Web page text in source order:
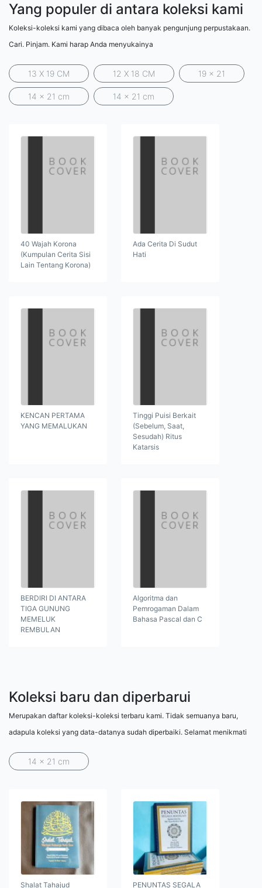
Yang populer di antara koleksi kami
Koleksi-koleksi kami yang dibaca oleh banyak pengunjung perpustakaan.
Cari. Pinjam. Kami harap Anda menyukainya
13 X 19 CM 12 X 18 CM 19 x 21
14 x 21 cm 14 x 21 cm
40 Wajah Korona
(Kumpulan Cerita Sisi
Lain Tentang Korona)
Ada Cerita Di Sudut
Hati
KENCAN PERTAMA
YANG MEMALUKAN
Tinggi Puisi Berkait
(Sebelum, Saat,
Sesudah) Ritus
Katarsis
BERDIRI DI ANTARA
TIGA GUNUNG
MEMELUK
REMBULAN
Algoritma dan
Pemrogaman Dalam
Bahasa Pascal dan C
Koleksi baru dan diperbarui
Merupakan daftar koleksi-koleksi terbaru kami. Tidak semuanya baru,
adapula koleksi yang data-datanya sudah diperbaiki. Selamat menikmati
14 x 21 cm
Shalat Tahajud PENUNTAS SEGALA